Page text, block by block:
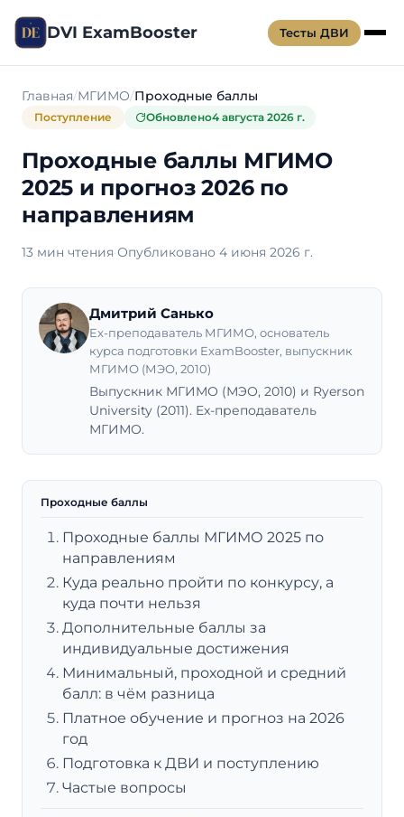
DVI ExamBooster Тесты ДВИ
Главная МГИМО Проходные баллы
Поступление Обновлено4 августа 2026 г.
Проходные баллы МГИМО
2025 и прогноз 2026 по
направлениям
13 мин чтения·Опубликовано 4 июня 2026 г.
Дмитрий Санько
Ex-преподаватель МГИМО, основатель
курса подготовки ExamBooster, выпускник
МГИМО (МЭО, 2010)
Выпускник МГИМО (МЭО, 2010) и Ryerson
University (2011). Ex-преподаватель
МГИМО.
Проходные баллы
Проходные баллы МГИМО 2025 по
направлениям
Куда реально пройти по конкурсу, а
куда почти нельзя
Дополнительные баллы за
индивидуальные достижения
Минимальный, проходной и средний
балл: в чём разница
Платное обучение и прогноз на 2026
год
Подготовка к ДВИ и поступлению
Частые вопросы